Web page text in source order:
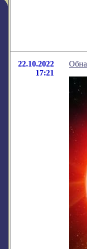
22.10.2022
17:21